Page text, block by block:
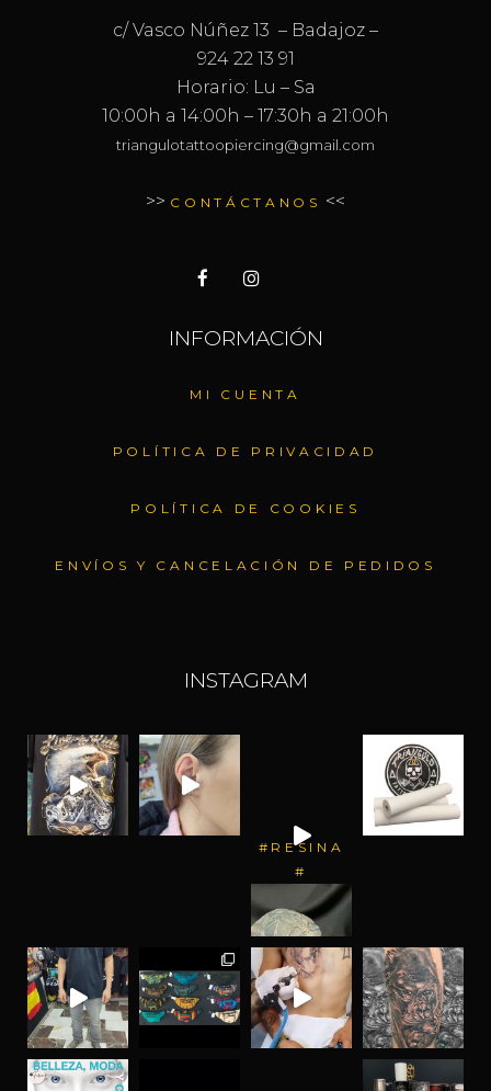
c/ Vasco Núñez 13 – Badajoz –
924 22 13 91
Horario: Lu – Sa
10:00h a 14:00h – 17:30h a 21:00h
triangulotattoopiercing@gmail.com
>> CONTÁCTANOS <<
INFORMACIÓN
MI CUENTA
POLÍTICA DE PRIVACIDAD
POLÍTICA DE COOKIES
ENVÍOS Y CANCELACIÓN DE PEDIDOS
INSTAGRAM
#RESINA
#